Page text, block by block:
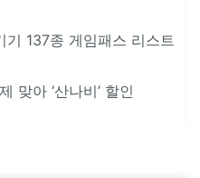
137종 게임패스 리스트
맞아 ‘산나비’ 할인